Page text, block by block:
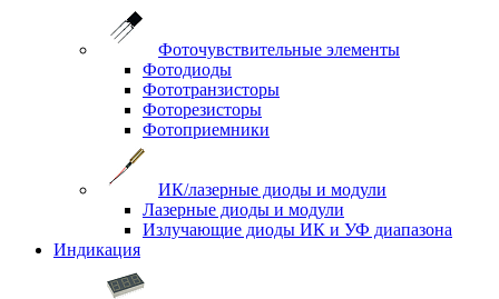
Фоточувствительные элементы
Фотодиоды
Фототранзисторы
Фоторезисторы
Фотоприемники
ИК/лазерные диоды и модули
Лазерные диоды и модули
Излучающие диоды ИК и УФ диапазона
Индикация